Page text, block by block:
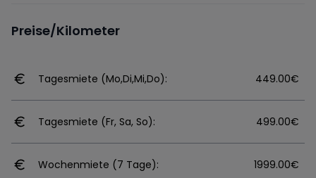
Preise/Kilometer
Tagesmiete (Mo,Di,Mi,Do): 449.00€
Tagesmiete (Fr, Sa, So): 499.00€
Wochenmiete (7 Tage): 1999.00€